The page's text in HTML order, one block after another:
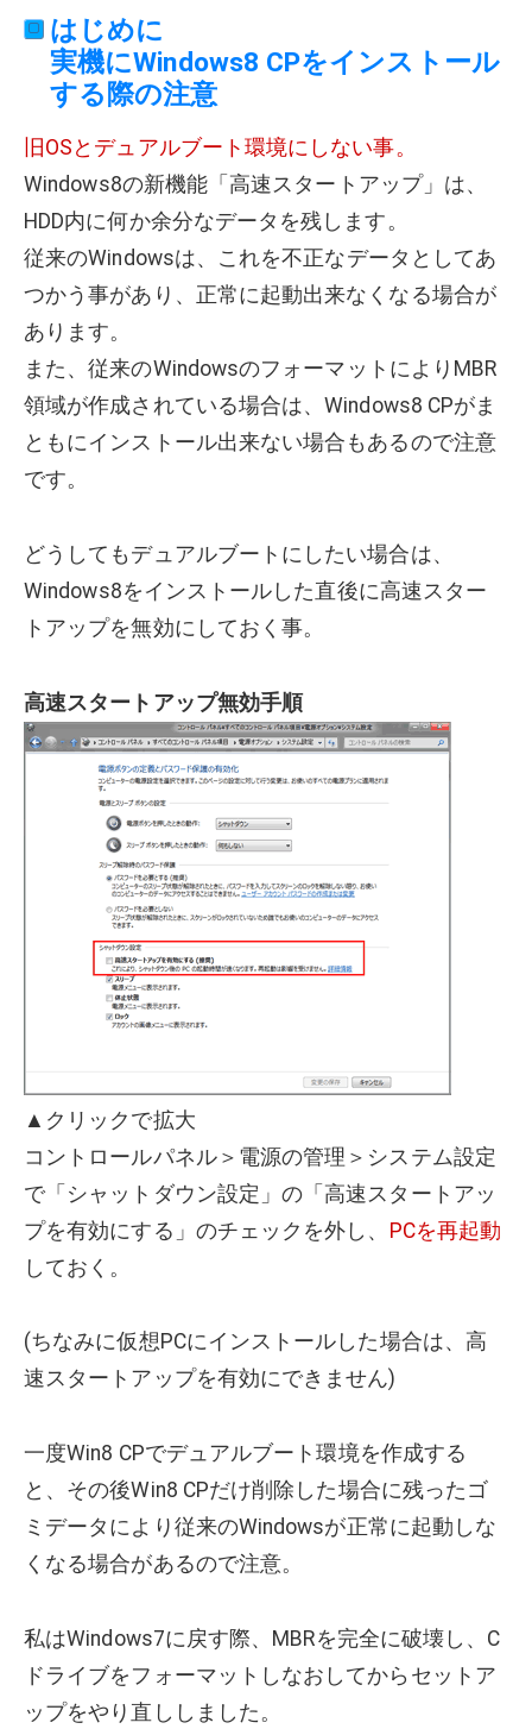
はじめに
実機にWindows8 CPをインストール
する際の注意
旧OSとデュアルブート環境にしない事。
Windows8の新機能「高速スタートアップ」は、
HDD内に何か余分なデータを残します。
従来のWindowsは、これを不正なデータとしてあ
つかう事があり、正常に起動出来なくなる場合が
あります。
また、従来のWindowsのフォーマットによりMBR
領域が作成されている場合は、Windows8 CPがま
ともにインストール出来ない場合もあるので注意
です。
どうしてもデュアルブートにしたい場合は、
Windows8をインストールした直後に高速スター
トアップを無効にしておく事。
高速スタートアップ無効手順
▲クリックで拡大
コントロールパネル＞電源の管理＞システム設定
で「シャットダウン設定」の「高速スタートアッ
プを有効にする」のチェックを外し、 PCを再起動
しておく。
(ちなみに仮想PCにインストールした場合は、高
速スタートアップを有効にできません)
一度Win8 CPでデュアルブート環境を作成する
と、その後Win8 CPだけ削除した場合に残ったゴ
ミデータにより従来のWindowsが正常に起動しな
くなる場合があるので注意。
私はWindows7に戻す際、MBRを完全に破壊し、C
ドライブをフォーマットしなおしてからセットア
ップをやり直ししました。